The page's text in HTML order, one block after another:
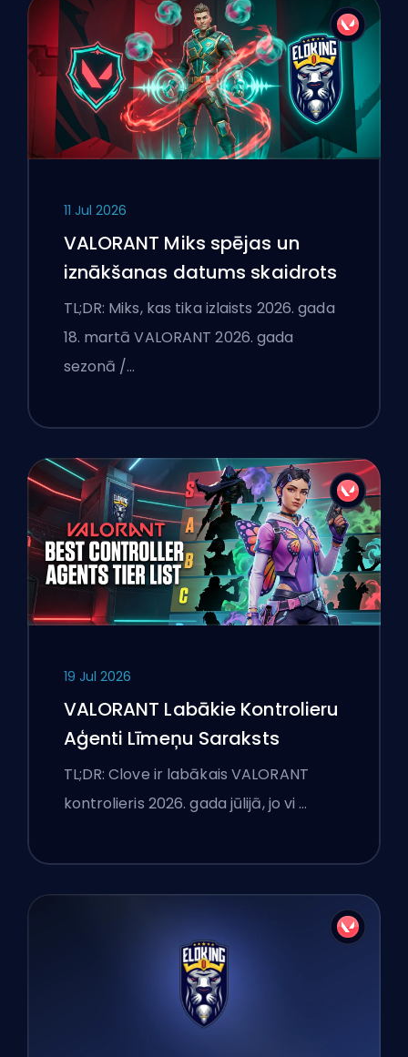
11 Jul 2026
VALORANT Miks spējas un
iznākšanas datums skaidrots
TL;DR: Miks, kas tika izlaists 2026. gada
18. martā VALORANT 2026. gada
sezonā /…
19 Jul 2026
VALORANT Labākie Kontrolieru
Aģenti Līmeņu Saraksts
TL;DR: Clove ir labākais VALORANT
kontrolieris 2026. gada jūlijā, jo vi …